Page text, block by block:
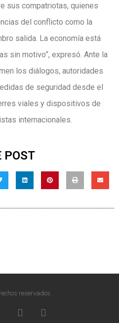
sus compatriotas, quienes
del conflicto como la
salida. La economía está
sin motivo”, expresó. Ante la
los diálogos, autoridades
de seguridad desde el
viales y dispositivos de
internacionales.
POST
reservados.